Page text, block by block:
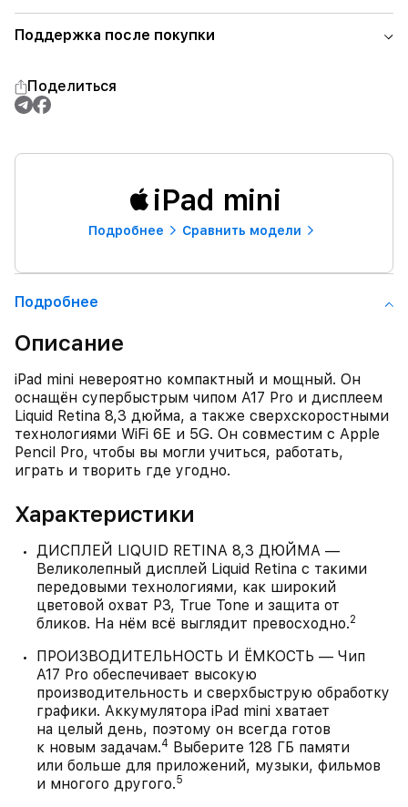
Поддержка после покупки
Поделиться
iPad mini
Подробнее Сравнить модели
Подробнее
Описание
iPad mini невероятно компактный и мощный. Он
оснащён супербыстрым чипом A17 Pro и дисплеем
Liquid Retina 8,3 дюйма, а также сверхскоростными
технологиями WiFi 6E и 5G. Он совместим с Apple
Pencil Pro, чтобы вы могли учиться, работать,
играть и творить где угодно.
Характеристики
ДИСПЛЕЙ LIQUID RETINA 8,3 ДЮЙМА —
Великолепный дисплей Liquid Retina с такими
передовыми технологиями, как широкий
цветовой охват P3, True Tone и защита от
бликов. На нём всё выглядит превосходно.2
ПРОИЗВОДИТЕЛЬНОСТЬ И ЁМКОСТЬ — Чип
A17 Pro обеспечивает высокую
производительность и сверхбыструю обработку
графики. Аккумулятора iPad mini хватает
на целый день, поэтому он всегда готов
к новым задачам.4 Выберите 128 ГБ памяти
или больше для приложений, музыки, фильмов
и многого другого.5